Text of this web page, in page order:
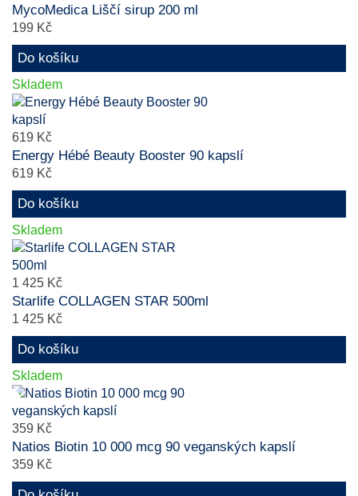
MycoMedica Liščí sirup 200 ml
199 Kč
Do košíku
Skladem
619 Kč
Energy Hébé Beauty Booster 90 kapslí
619 Kč
Do košíku
Skladem
1 425 Kč
Starlife COLLAGEN STAR 500ml
1 425 Kč
Do košíku
Skladem
359 Kč
Natios Biotin 10 000 mcg 90 veganských kapslí
359 Kč